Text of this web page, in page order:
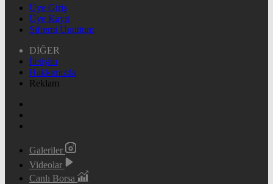
Üye Giriş
Üye Kayıt
Şifremi Unuttum
DİĞER
İletişim
Hakkımızda
Reklam
Galeriler
Videolar
Canlı Borsa